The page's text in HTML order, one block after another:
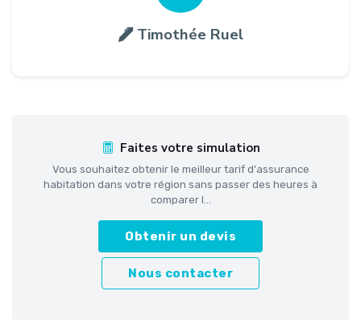
Timothée Ruel
Faites votre simulation
Vous souhaitez obtenir le meilleur tarif d'assurance
habitation dans votre région sans passer des heures à
comparer l...
Obtenir un devis
Nous contacter